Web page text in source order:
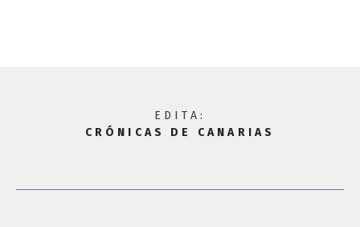
EDITA:
CRÓNICAS DE CANARIAS